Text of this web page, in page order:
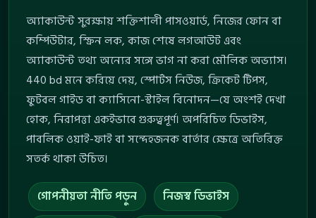
অ্যাকাউন্ট সুরক্ষায় শক্তিশালী পাসওয়ার্ড, নিজের ফোন বা
কম্পিউটার, স্ক্রিন লক, কাজ শেষে লগআউট এবং
অ্যাকাউন্ট তথ্য অন্যের সঙ্গে ভাগ না করা মৌলিক অভ্যাস।
440 bd মনে করিয়ে দেয়, স্পোর্টস নিউজ, ক্রিকেট টিপস,
ফুটবল গাইড বা ক্যাসিনো-স্টাইল বিনোদন—যে অংশই দেখা
হোক, নিরাপত্তা একইভাবে গুরুত্বপূর্ণ। অপরিচিত ডিভাইস,
পাবলিক ওয়াই-ফাই বা সন্দেহজনক বার্তার ক্ষেত্রে অতিরিক্ত
সতর্ক থাকা উচিত।
গোপনীয়তা নীতি পড়ুন
নিজস্ব ডিভাইস